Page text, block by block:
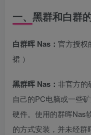
一、黑群和白群
白群晖 Nas： 官方授权
裙 ）
黑群晖 Nas： 非官方的
自己的PC电脑或一些
硬件。使用的群晖Nas
的方式安装，并未经群